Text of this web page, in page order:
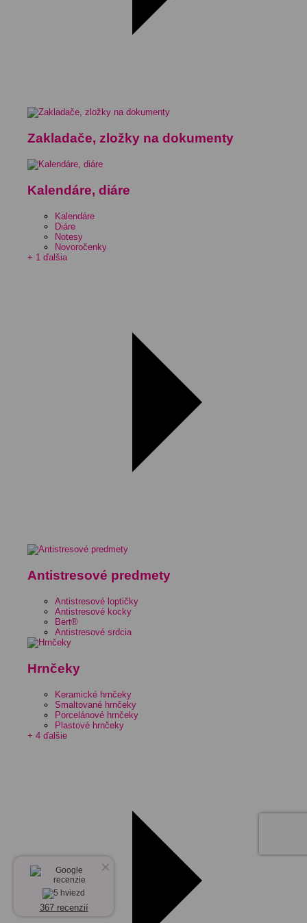
Zakladače, zložky na dokumenty
Kalendáre, diáre
Kalendáre
Diáre
Notesy
Novoročenky
+ 1 ďalšia
Antistresové predmety
Antistresové loptičky
Antistresové kocky
Bert®
Antistresové srdcia
Hrnčeky
Keramické hrnčeky
Smaltované hrnčeky
Porcelánové hrnčeky
Plastové hrnčeky
+ 4 ďalšie
×
367 recenzií